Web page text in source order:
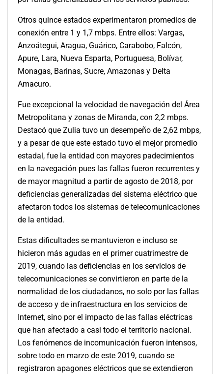
Otros quince estados experimentaron promedios de
conexión entre 1 y 1,7 mbps. Entre ellos: Vargas,
Anzoátegui, Aragua, Guárico, Carabobo, Falcón,
Apure, Lara, Nueva Esparta, Portuguesa, Bolívar,
Monagas, Barinas, Sucre, Amazonas y Delta
Amacuro.
Fue excepcional la velocidad de navegación del Área
Metropolitana y zonas de Miranda, con 2,2 mbps.
Destacó que Zulia tuvo un desempeño de 2,62 mbps,
y a pesar de que este estado tuvo el mejor promedio
estadal, fue la entidad con mayores padecimientos
en la navegación pues las fallas fueron recurrentes y
de mayor magnitud a partir de agosto de 2018, por
deficiencias generalizadas del sistema eléctrico que
afectaron todos los sistemas de telecomunicaciones
de la entidad.
Estas dificultades se mantuvieron e incluso se
hicieron más agudas en el primer cuatrimestre de
2019, cuando las deficiencias en los servicios de
telecomunicaciones se convirtieron en parte de la
normalidad de los ciudadanos, no solo por las fallas
de acceso y de infraestructura en los servicios de
Internet, sino por el impacto de las fallas eléctricas
que han afectado a casi todo el territorio nacional.
Los fenómenos de incomunicación fueron intensos,
sobre todo en marzo de este 2019, cuando se
registraron apagones eléctricos que se extendieron